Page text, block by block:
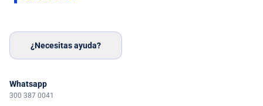
¿Necesitas ayuda?
Whatsapp
300 387 0041